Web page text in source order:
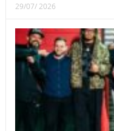
29/07/ 2026